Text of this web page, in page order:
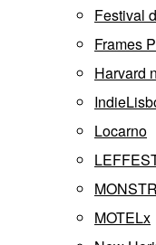
Festival
Frames
Harvard
Locarno
MOTELx